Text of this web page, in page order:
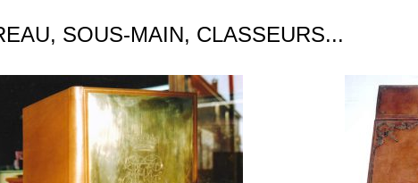
SOUS-MAIN, CLASSEURS...